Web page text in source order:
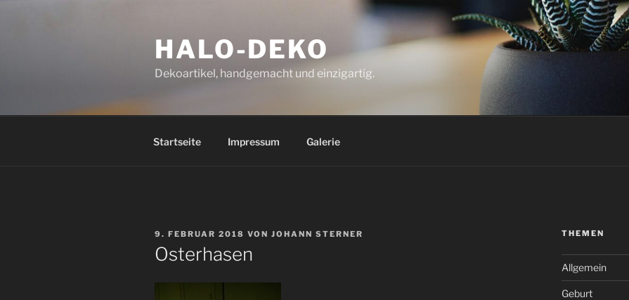
HALO-DEKO
Dekoartikel, handgemacht und einzigartig.
Startseite Impressum Galerie
VERÖFFENTLICHT
AM
9. FEBRUAR 2018 VON JOHANN STERNER
Osterhasen
THEMEN
Allgemein
Geburt